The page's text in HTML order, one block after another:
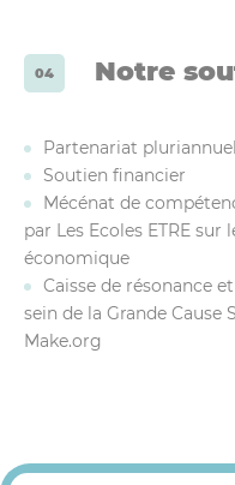
Notre
Partenariat
Soutien financier
Mécénat de
par Les Ecoles ETRE
économique
Caisse de résonance
sein de la Grande Cause
Make.org